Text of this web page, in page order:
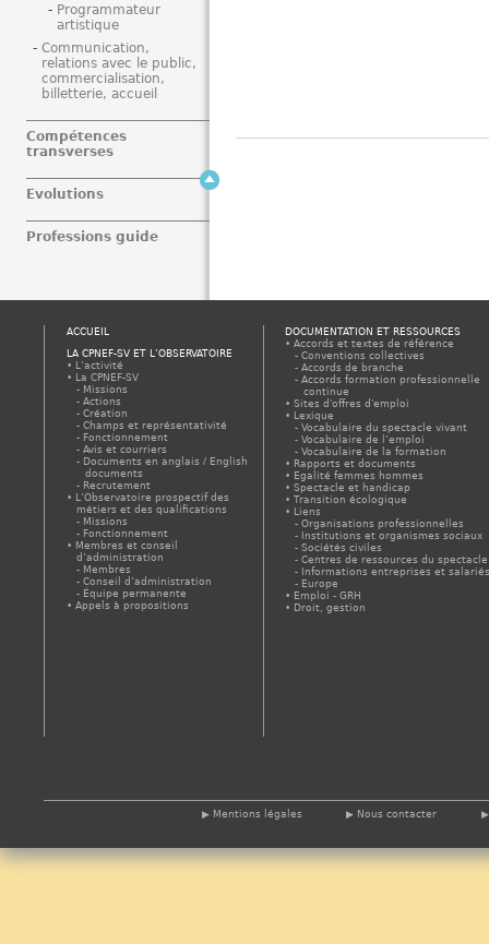
Programmateur
artistique
Communication,
relations avec le public,
commercialisation,
billetterie, accueil
Compétences
transverses
Evolutions
Professions guide
ACCUEIL
LA CPNEF-SV ET L’OBSERVATOIRE
L’activité
La CPNEF-SV
Missions
Actions
Création
Champs et représentativité
Fonctionnement
Avis et courriers
Documents en anglais / English
documents
Recrutement
L’Observatoire prospectif des
métiers et des qualifications
Missions
Fonctionnement
Membres et conseil
d’administration
Membres
Conseil d’administration
Équipe permanente
Appels à propositions
DOCUMENTATION ET RESSOURCES
Accords et textes de référence
Conventions collectives
Accords de branche
Accords formation professionnelle
continue
Sites d'offres d'emploi
Lexique
Vocabulaire du spectacle vivant
Vocabulaire de l’emploi
Vocabulaire de la formation
Rapports et documents
Egalité femmes hommes
Spectacle et handicap
Transition écologique
Liens
Organisations professionnelles
Institutions et organismes sociaux
Sociétés civiles
Centres de ressources du spectacle
Informations entreprises et
Europe
Emploi - GRH
Droit, gestion
Mentions légales Nous contacter